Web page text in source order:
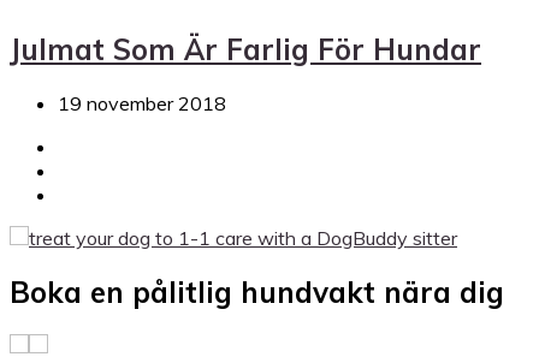
Julmat Som Är Farlig För Hundar
19 november 2018
Boka en pålitlig hundvakt nära dig